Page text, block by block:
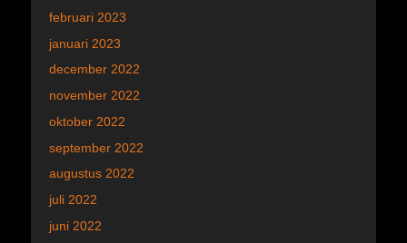
februari 2023
januari 2023
december 2022
november 2022
oktober 2022
september 2022
augustus 2022
juli 2022
juni 2022